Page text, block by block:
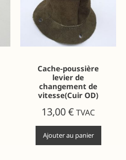
Cache-poussière
levier de
changement de
vitesse(Cuir OD)
13,00€ TVAC
Ajouter au panier